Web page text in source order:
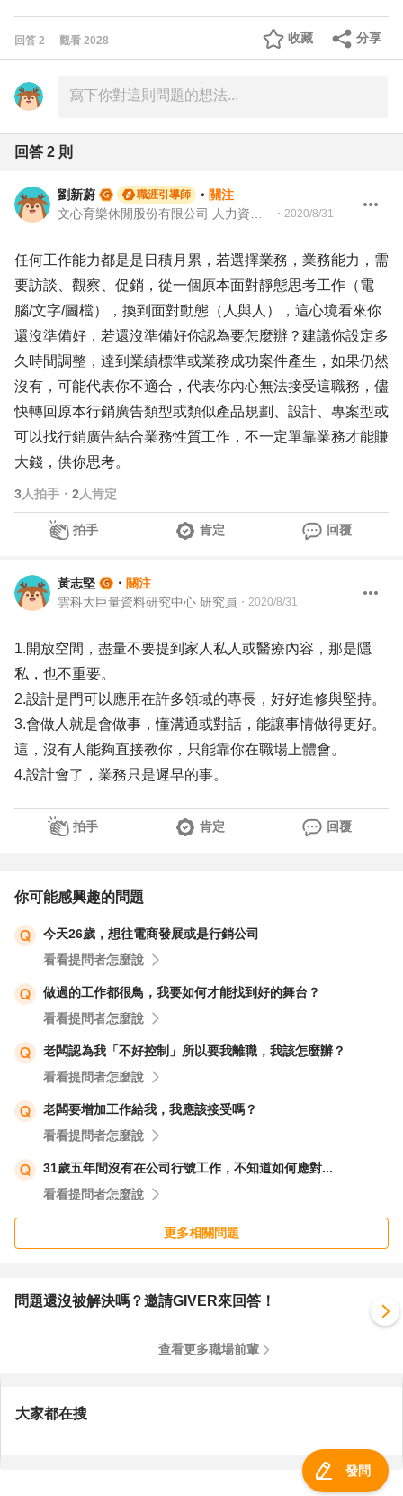
回答 2 觀看 2028 分享
收藏
回答 2 則
劉新蔚 職涯引導師 ・ 關注
・ 2020/8/31
任何工作能力都是是日積月累，若選擇業務，業務能力，需
要訪談、觀察、促銷，從一個原本面對靜態思考工作（電
腦/文字/圖檔），換到面對動態（人與人），這心境看來你
還沒準備好，若還沒準備好你認為要怎麼辦？建議你設定多
久時間調整，達到業績標準或業務成功案件產生，如果仍然
沒有，可能代表你不適合，代表你內心無法接受這職務，儘
快轉回原本行銷廣告類型或類似產品規劃、設計、專案型或
可以找行銷廣告結合業務性質工作，不一定單靠業務才能賺
大錢，供你思考。
3人拍手 ・ 2 人肯定
拍手 肯定 回覆
黃志堅 ・ 關注
雲科大巨量資料研究中心 研究員 ・ 2020/8/31
1.開放空間，盡量不要提到家人私人或醫療內容，那是隱
私，也不重要。
2.設計是門可以應用在許多領域的專長，好好進修與堅持。
3.會做人就是會做事，懂溝通或對話，能讓事情做得更好。
這，沒有人能夠直接教你，只能靠你在職場上體會。
4.設計會了，業務只是遲早的事。
拍手 肯定 回覆
你可能感興趣的問題
今天26歲，想往電商發展或是行銷公司
看看提問者怎麼說
做過的工作都很鳥，我要如何才能找到好的舞台？
看看提問者怎麼說
老闆認為我「不好控制」所以要我離職，我該怎麼辦？
看看提問者怎麼說
老闆要增加工作給我，我應該接受嗎？
看看提問者怎麼說
31歲五年間沒有在公司行號工作，不知道如何應對...
看看提問者怎麼說
更多相關問題
問題還沒被解決嗎？邀請GIVER來回答！
查看更多職場前輩
大家都在搜
發問